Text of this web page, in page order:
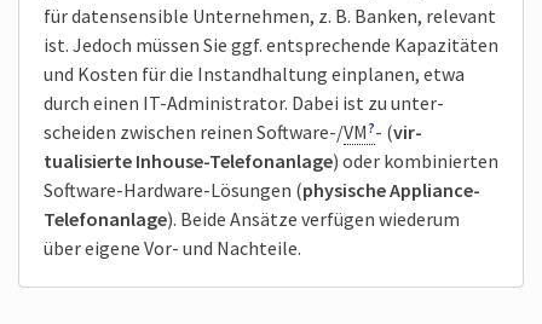
für daten­sensible Unter­nehmen, z. B. Banken, rele­vant
ist. Jedoch müssen Sie ggf. ent­sprechende Kapazi­täten
und Kosten für die Instand­haltung ein­planen, etwa
durch einen IT-Adminis­trator. Dabei ist zu unter­
scheiden zwischen reinen Soft­ware-/VM - (vir­
tualisierte Inhouse-Telefon­anlage) oder kom­binierten
Software-Hardware-Lösungen (phy­sische Appliance-
Telefon­anlage). Beide Ansätze ver­fügen wiederum
über eigene Vor- und Nach­teile.